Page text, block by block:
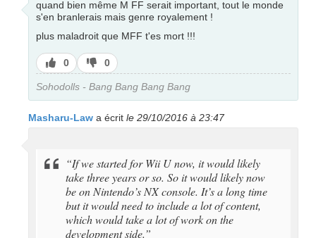
quand bien même M FF serait important, tout le monde
s'en branlerais mais genre royalement !
plus maladroit que MFF t'es mort !!!
J’aime
0
J’aime
pas
0
Sohodolls - Bang Bang Bang Bang
Masharu-Law a écrit le 29/10/2016 à 23:47
“If we started for Wii U now, it would likely
take three years or so. So it would likely now
be on Nintendo’s NX console. It’s a long time
but it would need to include a lot of content,
which would take a lot of work on the
development side.”